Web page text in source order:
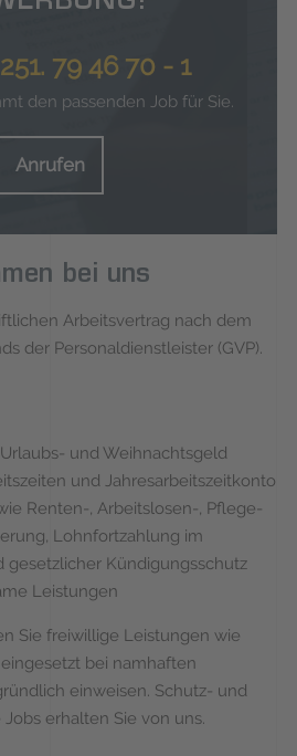
79 46 70 - 1
den passenden Job für Sie.
Anrufen
bei uns
Arbeitsvertrag nach dem
der Personaldienstleister (GVP).
und Weihnachtsgeld
und Jahresarbeitszeitkonto
Renten-, Arbeitslosen-, Pflege-
Lohnfortzahlung im
gesetzlicher Kündigungsschutz
Leistungen
Sie freiwillige Leistungen wie
bei namhaften
einweisen. Schutz- und
erhalten Sie von uns.